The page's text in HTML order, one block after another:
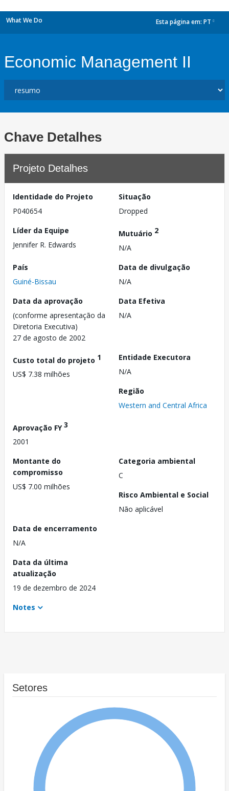
What We Do Esta página em: PT
Economic Management II
Chave Detalhes
Projeto Detalhes
Identidade do Projeto
P040654
Situação
Dropped
Líder da Equipe
Jennifer R. Edwards
Mutuário 2
N/A
País
Guiné-Bissau
Data de divulgação
N/A
Data da aprovação
(conforme apresentação da
Diretoria Executiva)
27 de agosto de 2002
Data Efetiva
N/A
Custo total do projeto 1
US$ 7.38 milhões
Entidade Executora
N/A
Região
Western and Central Africa
Aprovação FY3
2001
Montante do
compromisso
US$ 7.00 milhões
Categoria ambiental
C
Risco Ambiental e Social
Não aplicável
Data de encerramento
N/A
Data da última
atualização
19 de dezembro de 2024
Notes
Setores